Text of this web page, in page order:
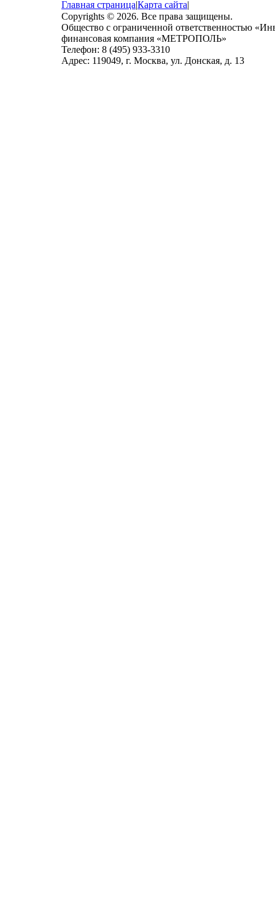
Главная страница|Карта сайта|
Copyrights © 2026. Все права защищены.
Общество с ограниченной ответственностью
финансовая компания «МЕТРОПОЛЬ»
Телефон: 8 (495) 933-3310
Адрес: 119049, г. Москва, ул. Донская, д. 13